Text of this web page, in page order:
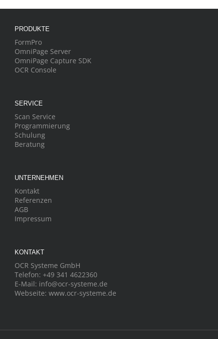
PRODUKTE
FormPro
OmniPage Server
OmniPage Capture SDK
OCR Console
SERVICE
Scan Service
Programmierung
Schulung
Beratung
UNTERNEHMEN
Kontakt
Referenzen
AGB
Impressum
KONTAKT
OCR Systeme GmbH
Telefon: +49 341 4622360
E-Mail: info@ocr-systeme.de
Webseite: www.ocr-systeme.de